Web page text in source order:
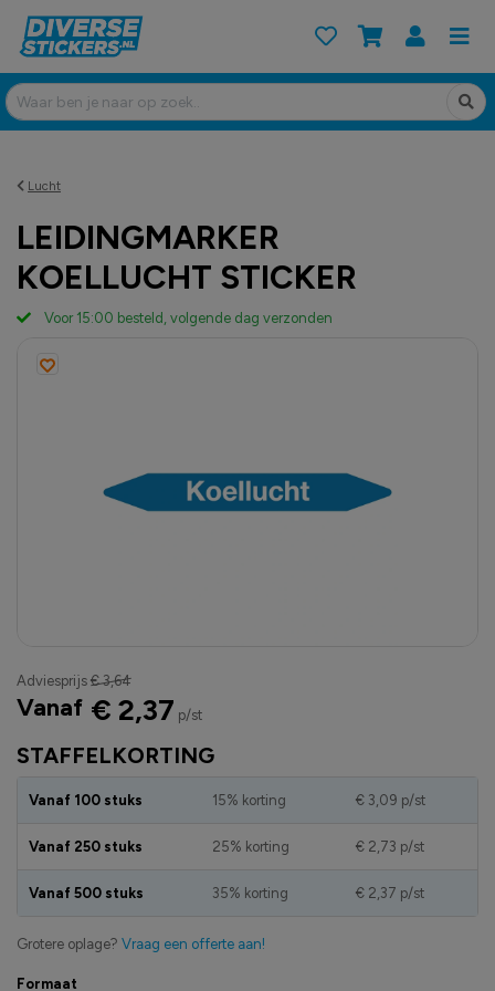
Lucht
LEIDINGMARKER
KOELLUCHT STICKER
Formaat
STAFFELKORTING
Vanaf 100 stuks 15% korting € 3,09 p/st
Vanaf 250 stuks 25% korting € 2,73 p/st
Vanaf 500 stuks 35% korting € 2,37 p/st
Grotere oplage? Vraag een offerte aan!
Adviesprijs € 3,64
Vanaf € 2,37 p/st
Voor 15:00 besteld, volgende dag verzonden